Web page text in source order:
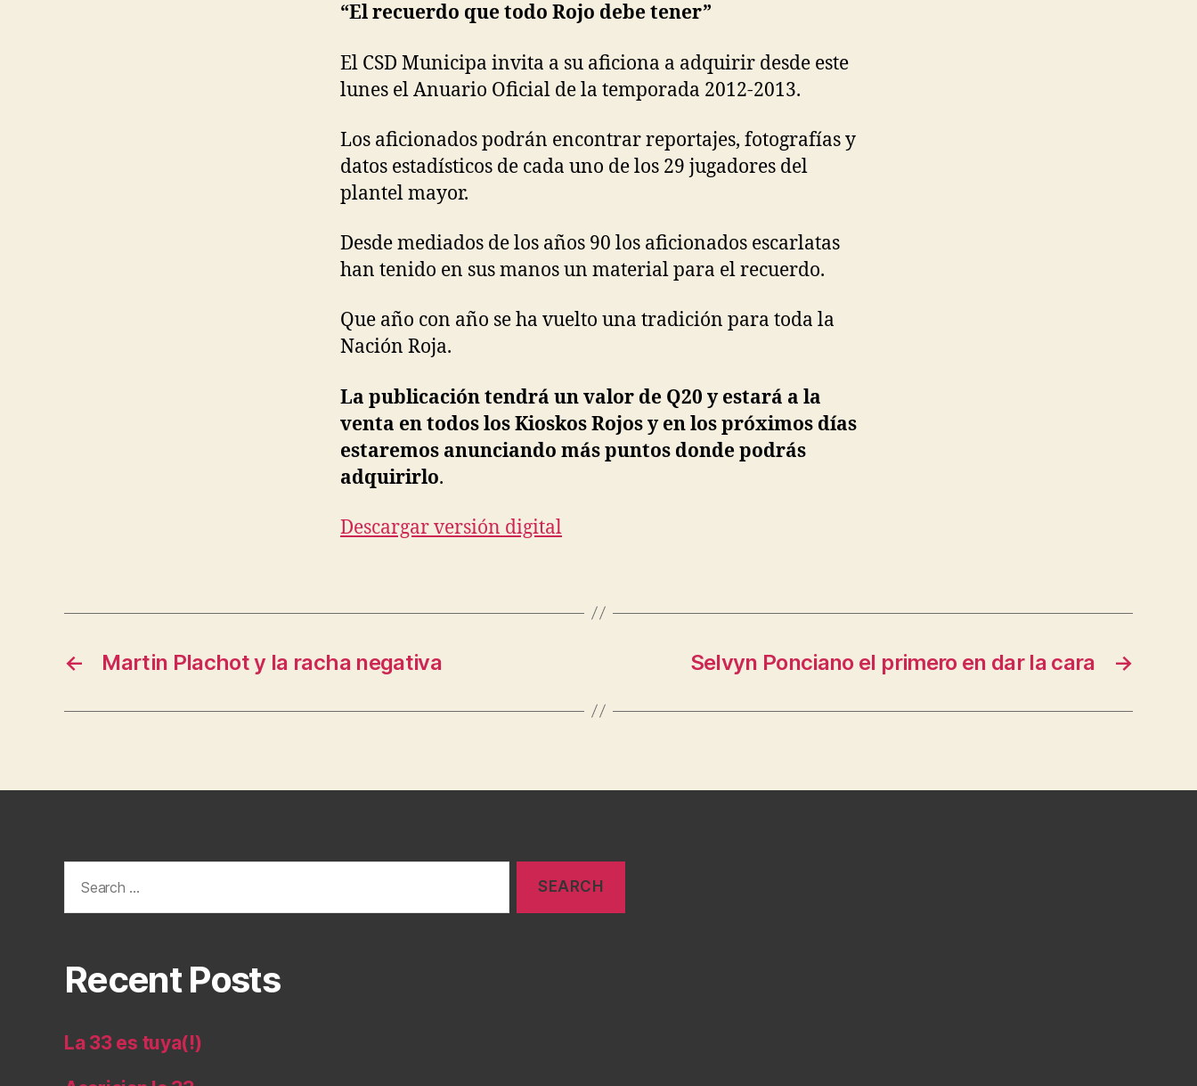
“El recuerdo que todo Rojo debe tener”
El CSD Municipa invita a su aficiona a adquirir desde este
lunes el Anuario Oficial de la temporada 2012-2013.
Los aficionados podrán encontrar reportajes, fotografías y
datos estadísticos de cada uno de los 29 jugadores del
plantel mayor.
Desde mediados de los años 90 los aficionados escarlatas
han tenido en sus manos un material para el recuerdo.
Que año con año se ha vuelto una tradición para toda la
Nación Roja.
La publicación tendrá un valor de Q20 y estará a la
venta en todos los Kioskos Rojos y en los próximos días
estaremos anunciando más puntos donde podrás
adquirirlo.
Descargar versión digital
← Martin Plachot y la racha negativa →
Selvyn Ponciano el primero en dar la cara
for:
Recent Posts
La 33 es tuya(!)